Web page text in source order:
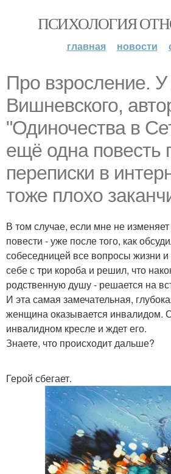
ПСИХОЛОГИЯ
главная новости
Про взросление. У
Вишневского,
"Одиночества в
ещё одна повесть
переписки в
тоже плохо
В том случае, если мне не
повести - уже после того, как
собеседницей все вопросы жизни
себе с три короба и решил, что
родственную душу - решается на
И эта самая замечательная,
женщина оказывается инвалидом.
инвалидном кресле и ждет его.
Знаете, что происходит дальше?
Герой сбегает.